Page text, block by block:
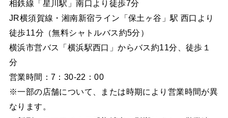
相鉄線「星川駅」南口より徒歩7分
JR横須賀線・湘南新宿ライン「保土ヶ谷」駅 西口より
徒歩11分（無料シャトルバス約5分）
横浜市営バス「横浜駅西口」からバス約11分、徒歩１
分
営業時間：7：30-22：00
※一部の店舗について、または時期により営業時間が異
なります。